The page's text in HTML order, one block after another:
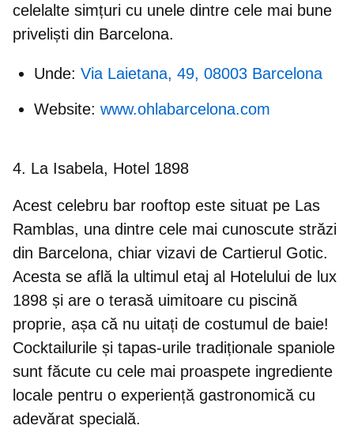
celelalte simțuri cu unele dintre cele mai bune
priveliști din Barcelona.
Unde: Via Laietana, 49, 08003 Barcelona
Website: www.ohlabarcelona.com
4. La Isabela, Hotel 1898
Acest celebru bar rooftop este situat pe Las
Ramblas, una dintre cele mai cunoscute străzi
din Barcelona, chiar vizavi de Cartierul Gotic.
Acesta se află la ultimul etaj al Hotelului de lux
1898 și are o terasă uimitoare cu piscină
proprie, așa că nu uitați de costumul de baie!
Cocktailurile și tapas-urile tradiționale spaniole
sunt făcute cu cele mai proaspete ingrediente
locale pentru o experiență gastronomică cu
adevărat specială.